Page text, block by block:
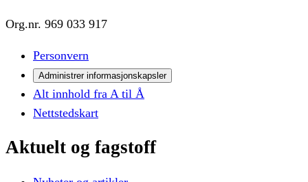
Org.nr. 969 033 917
Personvern
Administrer informasjonskapsler
Alt innhold fra A til Å
Nettstedskart
Aktuelt og fagstoff